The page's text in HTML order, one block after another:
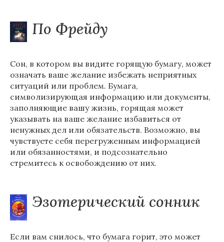
По Фрейду
Сон, в котором вы видите горящую бумагу, может
означать ваше желание избежать неприятных
ситуаций или проблем. Бумага,
символизирующая информацию или документы,
заполняющие вашу жизнь, горящая может
указывать на ваше желание избавиться от
ненужных дел или обязательств. Возможно, вы
чувствуете себя перегруженным информацией
или обязанностями, и подсознательно
стремитесь к освобождению от них.
Эзотерический сонник
Если вам снилось, что бумага горит, это может